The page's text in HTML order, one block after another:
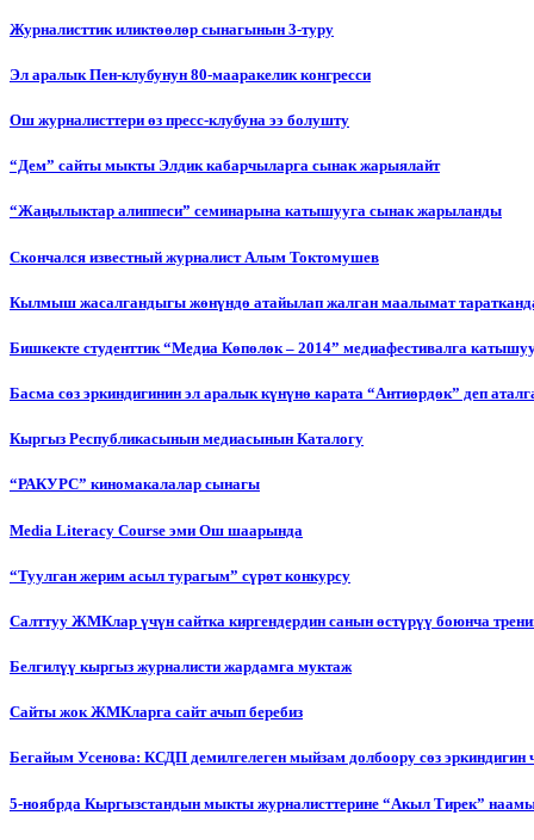
Журналисттик иликтөөлөр сынагынын 3-туру
Эл аралык Пен-клубунун 80-мааракелик конгресси
Ош журналисттери өз пресс-клубуна ээ болушту
“Дем” сайты мыкты Элдик кабарчыларга сынак жарыялайт
“Жаңылыктар алиппеси” семинарына катышууга сынак жарыланды
Cкончался известный журналист Алым Токтомушев
Кылмыш жасалгандыгы жөнүндө атайылап жалган маалымат
Бишкекте студенттик “Медиа Көпөлөк – 2014” медиафестивалга
Басма сөз эркиндигинин эл аралык күнүнө карата “Антиөрдөк” деп
Кыргыз Республикасынын медиасынын Каталогу
“РАКУРС” киномакалалар сынагы
Media Literacy Сourse эми Ош шаарында
“Туулган жерим асыл турагым” сүрөт конкурсу
Салттуу ЖМКлар үчүн сайтка киргендердин санын өстүрүү боюнча
Белгилүү кыргыз журналисти жардамга муктаж
Сайты жок ЖМКларга сайт ачып беребиз
Бегайым Усенова: КСДП демилгелеген мыйзам долбоору сөз эркиндигин
5-ноябрда Кыргызстандын мыкты журналисттерине “Акыл Тирек”